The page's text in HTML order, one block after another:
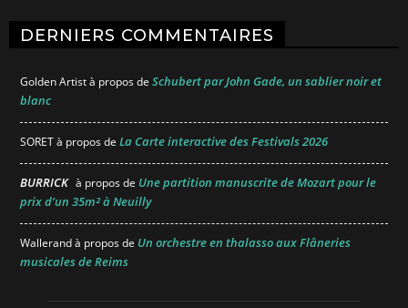
DERNIERS COMMENTAIRES
Golden Artistà propos de Schubert par John Gade, un sablier noir et
blanc
SORETà propos de La Carte interactive des Festivals 2026
BURRICK à propos de Une partition manuscrite de Mozart pour le
prix d’un 35m² à Neuilly
Wallerandà propos de Un orchestre en thalasso aux Flâneries
musicales de Reims